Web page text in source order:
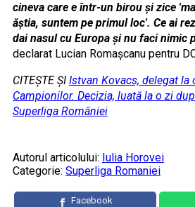
cineva care e într-un birou și zice
ăștia, suntem pe primul loc'. Ce ai
dai nasul cu Europa și nu faci nimic
declarat Lucian Romașcanu pentru
CITEȘTE ȘI Istvan Kovacs, delegat la
Campionilor. Decizia, luată la o zi
Superliga României
Autorul articolului: Iulia Horovei
Categorie: Superliga Romaniei
Facebook